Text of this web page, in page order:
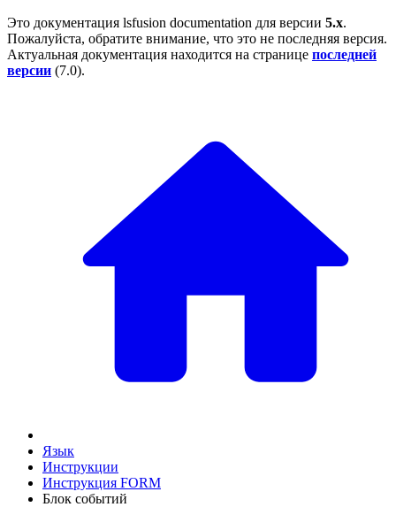
Это документация lsfusion documentation для версии 5.x.
Пожалуйста, обратите внимание, что это не последняя версия.
Актуальная документация находится на странице последней
версии (7.0).
Язык
Инструкции
Инструкция FORM
Блок событий